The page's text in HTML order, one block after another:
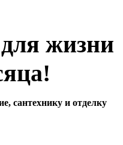
жизни
сантехнику и отделку